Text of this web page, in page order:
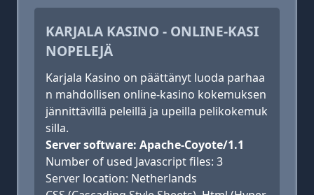
KARJALA KASINO - ONLINE-KASI
NOPELEJÄ
Karjala Kasino on päättänyt luoda parhaa
n mahdollisen online-kasino kokemuksen
jännittävillä peleillä ja upeilla pelikokemuk
silla.
Server software: Apache-Coyote/1.1
Number of used Javascript files: 3
Server location: Netherlands